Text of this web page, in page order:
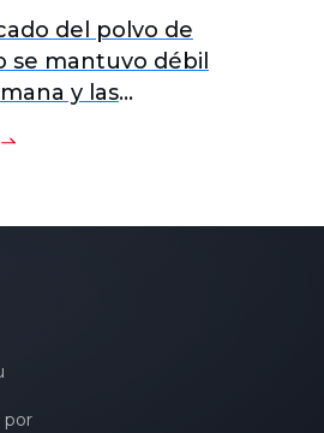
del polvo de
se mantuvo débil
y las
escasas.
por